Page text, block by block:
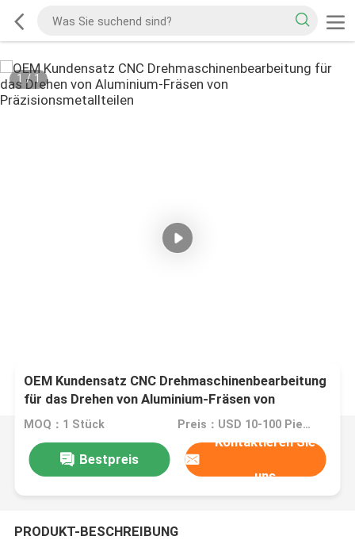
1 /1
OEM Kundensatz CNC Drehmaschinenbearbeitung
für das Drehen von Aluminium-Fräsen von
Präzisionsmetallteilen
MOQ：1 Stück Preis：USD 10-100 Piece
Bestpreis
Kontaktieren Sie
uns
PRODUKT-BESCHREIBUNG